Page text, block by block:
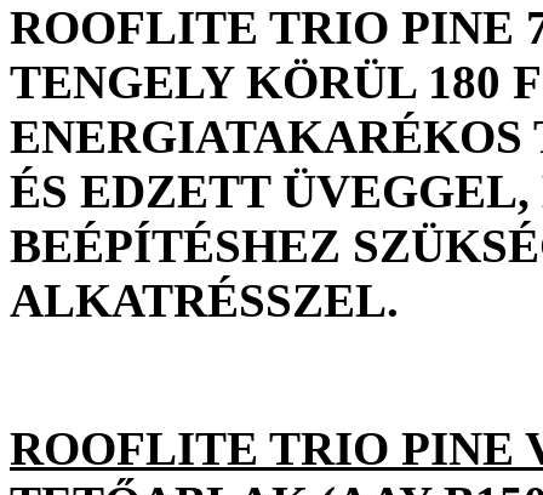
ROOFLITE TRIO PINE
TENGELY KÖRÜL 180
ÉS EDZETT
BEÉPÍTÉSHEZ
ALKATRÉSSZEL.
ROOFLITE TRIO PINE